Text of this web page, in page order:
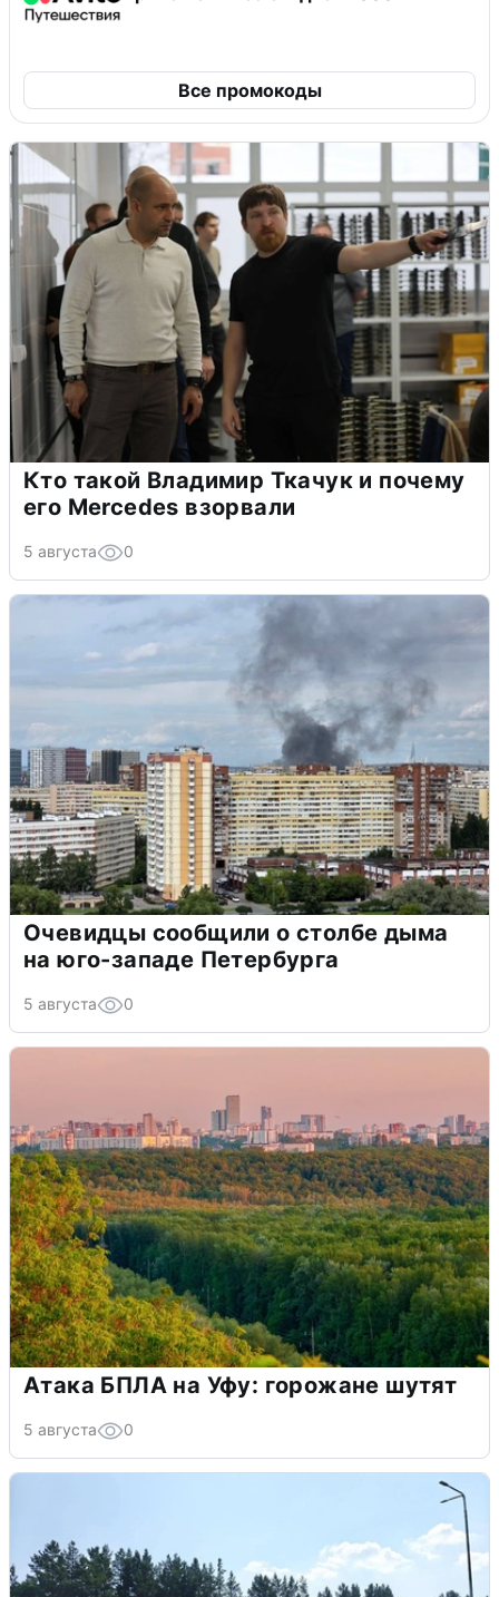
Все промокоды
Кто такой Владимир Ткачук и почему
его Mercedes взорвали
5 августа 0
Очевидцы сообщили о столбе дыма
на юго-западе Петербурга
5 августа 0
Атака БПЛА на Уфу: горожане шутят
5 августа 0